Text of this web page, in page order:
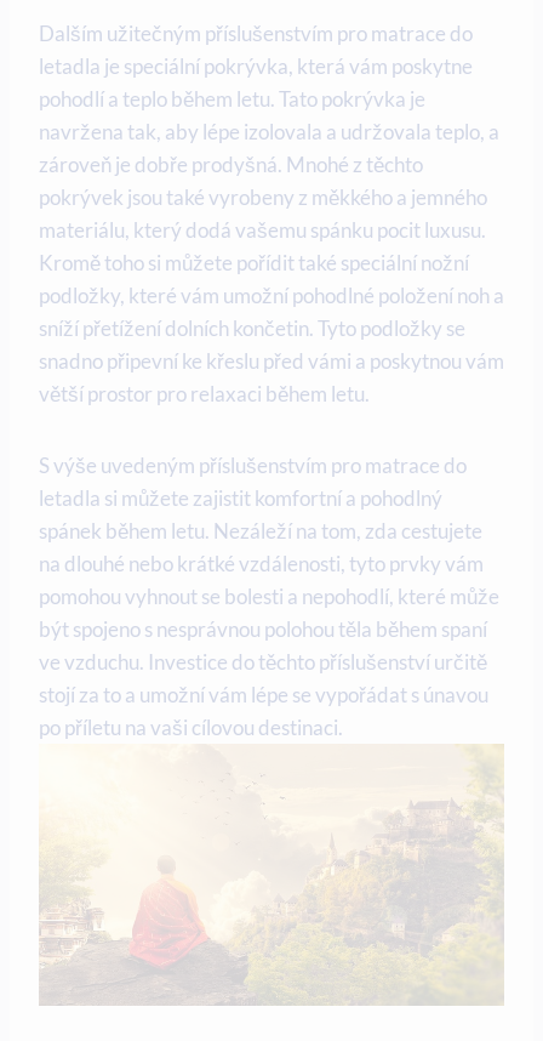
Dalším užitečným příslušenstvím pro matrace do
letadla je speciální pokrývka, která vám poskytne
pohodlí a teplo během letu. Tato pokrývka je
navržena tak, aby lépe izolovala a udržovala teplo, a
zároveň je dobře prodyšná. Mnohé z těchto
pokrývek jsou také vyrobeny z měkkého a jemného
materiálu, který dodá vašemu spánku pocit luxusu.
Kromě toho si můžete pořídit také speciální nožní
podložky, které vám umožní pohodlné položení noh a
sníží přetížení dolních končetin. Tyto podložky se
snadno připevní ke křeslu před vámi a poskytnou vám
větší prostor pro relaxaci během letu.
S výše uvedeným příslušenstvím pro matrace do
letadla si můžete zajistit komfortní a pohodlný
spánek během letu. Nezáleží na tom, zda cestujete
na dlouhé nebo krátké vzdálenosti, tyto prvky vám
pomohou vyhnout se bolesti a nepohodlí, které může
být spojeno s nesprávnou polohou těla během spaní
ve vzduchu. Investice do těchto příslušenství určitě
stojí za to a umožní vám lépe se vypořádat s únavou
po příletu na vaši cílovou destinaci.